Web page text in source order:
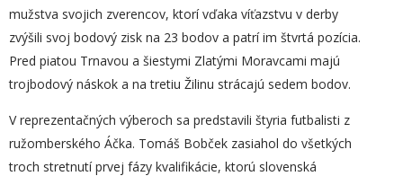
mužstva svojich zverencov, ktorí vďaka víťazstvu v derby
zvýšili svoj bodový zisk na 23 bodov a patrí im štvrtá pozícia.
Pred piatou Trnavou a šiestymi Zlatými Moravcami majú
trojbodový náskok a na tretiu Žilinu strácajú sedem bodov.
V reprezentačných výberoch sa predstavili štyria futbalisti z
ružomberského Áčka. Tomáš Bobček zasiahol do všetkých
troch stretnutí prvej fázy kvalifikácie, ktorú slovenská